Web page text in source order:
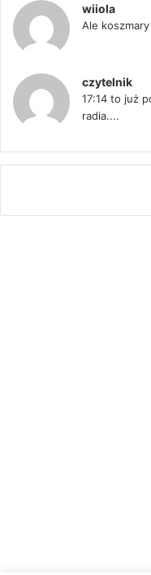
wiiola
Ale
czytelnik
17:14 to już
radia....